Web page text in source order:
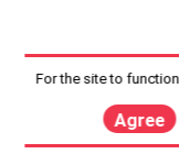
For the site to
Agree